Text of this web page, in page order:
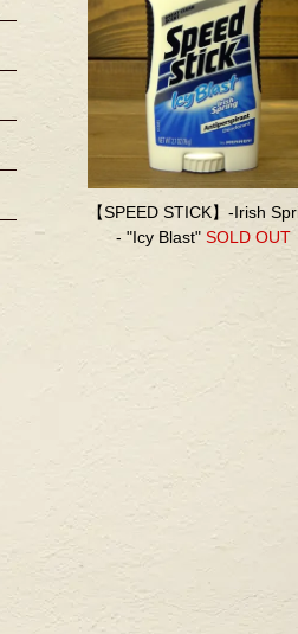
【SPEED STICK】-Irish
- "Icy Blast" SOLD OUT